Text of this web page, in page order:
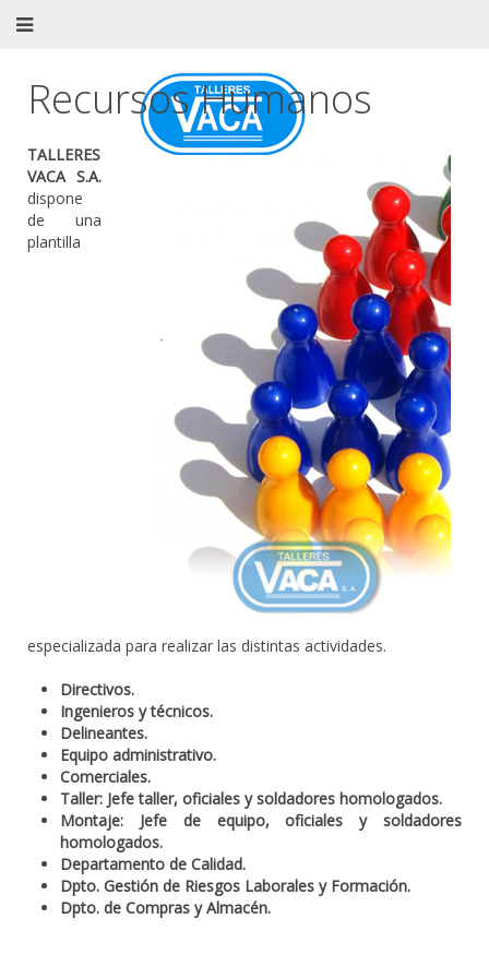
Recursos Humanos
TALLERES
VACA S.A.
dispone
de una
plantilla
especializada para realizar las distintas actividades.
Directivos.
Ingenieros y técnicos.
Delineantes.
Equipo administrativo.
Comerciales.
Taller: Jefe taller, oficiales y soldadores homologados.
Montaje: Jefe de equipo, oficiales y soldadores
homologados.
Departamento de Calidad.
Dpto. Gestión de Riesgos Laborales y Formación.
Dpto. de Compras y Almacén.